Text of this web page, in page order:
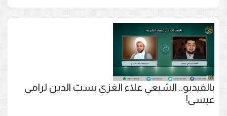
بالفيديو.. الشيعي علاء الغزي يسبّ الدين لرامي
عيسى!